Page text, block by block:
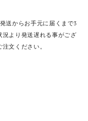
送からお手元に届くまで3
況より発送遅れる事がござ
文ください。